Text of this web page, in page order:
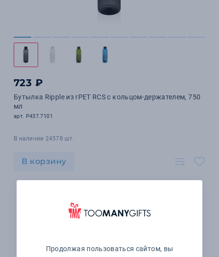
723 ₽
Бутылка Ripple из rPET RCS с кольцом-держателем, 750
мл
арт. P437.7101
В наличии 24578 шт.
В корзину
Продолжая пользоваться сайтом, вы